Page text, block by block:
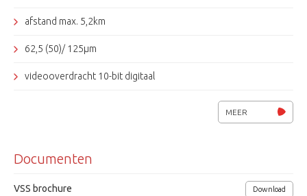
afstand max. 5,2km
62,5 (50)/ 125µm
videooverdracht 10-bit digitaal
afmetingen (bxhxd) 122x127x56mm
MEER
Documenten
VSS brochure Download